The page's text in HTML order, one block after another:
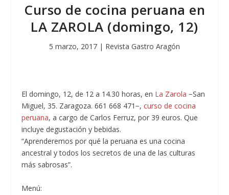
Curso de cocina peruana en
LA ZAROLA (domingo, 12)
5 marzo, 2017 | Revista Gastro Aragón
El domingo, 12, de 12 a 14.30 horas, en La Zarola −San
Miguel, 35. Zaragoza. 661 668 471−,curso de cocina
peruana, a cargo de Carlos Ferruz, por 39 euros. Que
incluye degustación y bebidas.
“Aprenderemos por qué la peruana es una cocina
ancestral y todos los secretos de una de las culturas
más sabrosas”.
Menú: